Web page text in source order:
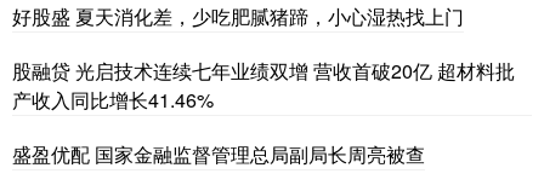
好股盛 夏天消化差，少吃肥腻猪蹄，小心湿热找上门
股融贷 光启技术连续七年业绩双增 营收首破20亿 超材料批
产收入同比增长41.46%
盛盈优配 国家金融监督管理总局副局长周亮被查